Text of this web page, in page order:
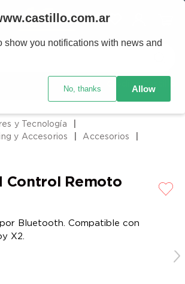
Crédito Castillo
y Tecnología
y Accesorios
Accesorios
Control Remoto
Bluetooth. Compatible con
X2.
show you notifications with news and
No, thanks Allow